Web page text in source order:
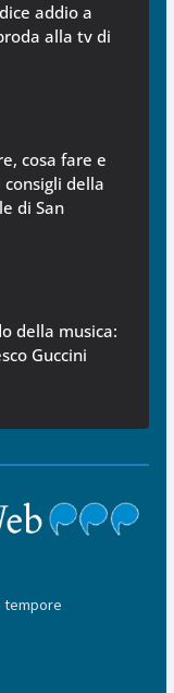
addio a
alla tv di
cosa fare e
consigli della
di San
della musica:
Guccini
tempore